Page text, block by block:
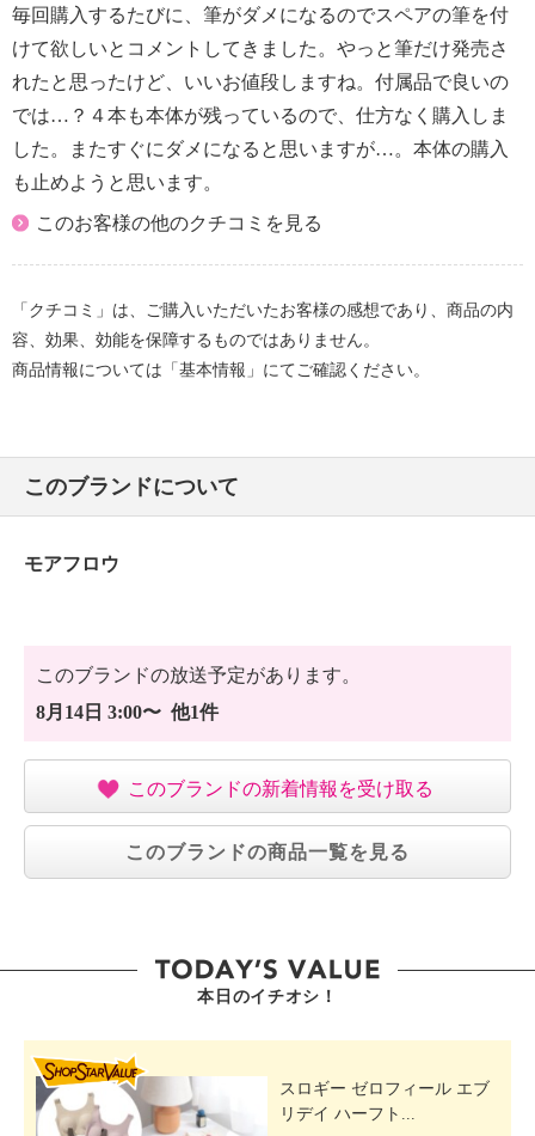
毎回購入するたびに、筆がダメになるのでスペアの筆を付
けて欲しいとコメントしてきました。やっと筆だけ発売さ
れたと思ったけど、いいお値段しますね。付属品で良いの
では…？４本も本体が残っているので、仕方なく購入しま
した。またすぐにダメになると思いますが…。本体の購入
も止めようと思います。
このお客様の他のクチコミを見る
「クチコミ」は、ご購入いただいたお客様の感想であり、商品の内
容、効果、効能を保障するものではありません。
商品情報については「基本情報」にてご確認ください。
このブランドについて
モアフロウ
このブランドの放送予定があります。
8月14日 3:00〜 他1件
このブランドの新着情報を受け取る
このブランドの商品一覧を見る
本日のイチオシ！
スロギー ゼロフィール エブ
リデイ ハーフト...